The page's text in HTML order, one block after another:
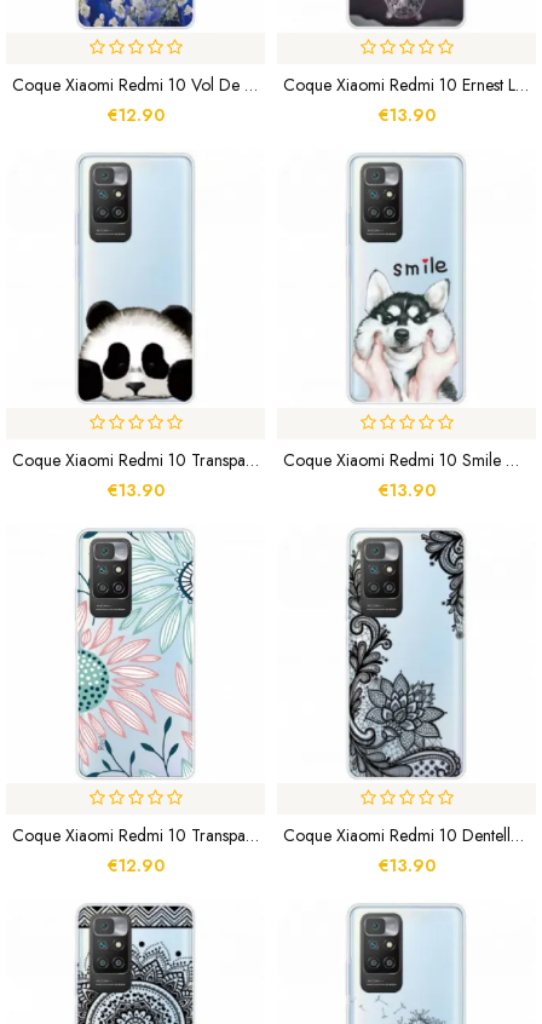
Coque Xiaomi Redmi 10 Vol De Papillons
€12.90
Coque Xiaomi Redmi 10 Ernest Le Tigre
€13.90
Coque Xiaomi Redmi 10 Transparente Panda
€13.90
Coque Xiaomi Redmi 10 Smile Dog
€13.90
Coque Xiaomi Redmi 10 Transparente Une Fleur
€12.90
Coque Xiaomi Redmi 10 Dentelle Fine
€13.90